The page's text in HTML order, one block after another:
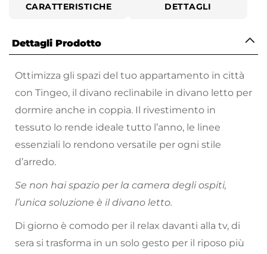
CARATTERISTICHE DETTAGLI
Dettagli Prodotto
Ottimizza gli spazi del tuo appartamento in città
con Tingeo, il divano reclinabile in divano letto per
dormire anche in coppia. Il rivestimento in
tessuto lo rende ideale tutto l’anno, le linee
essenziali lo rendono versatile per ogni stile
d’arredo.
Se non hai spazio per la camera degli ospiti,
l’unica soluzione è il divano letto.
Di giorno è comodo per il relax davanti alla tv, di
sera si trasforma in un solo gesto per il riposo più